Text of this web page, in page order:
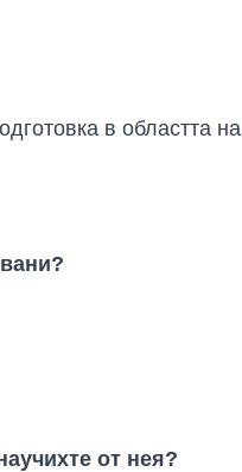
в областта на
от нея?